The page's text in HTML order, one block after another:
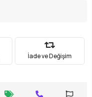
İade ve Değişim